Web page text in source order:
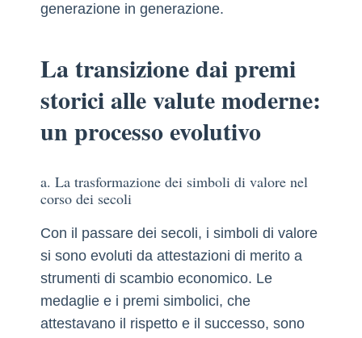
generazione in generazione.
La transizione dai premi
storici alle valute moderne:
un processo evolutivo
a. La trasformazione dei simboli di valore nel
corso dei secoli
Con il passare dei secoli, i simboli di valore
si sono evoluti da attestazioni di merito a
strumenti di scambio economico. Le
medaglie e i premi simbolici, che
attestavano il rispetto e il successo, sono